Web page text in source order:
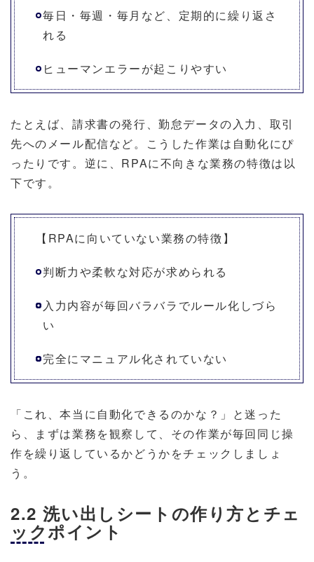
毎日・毎週・毎月など、定期的に繰り返さ
れる
ヒューマンエラーが起こりやすい
たとえば、請求書の発行、勤怠データの入力、取引
先へのメール配信など。こうした作業は自動化にぴ
ったりです。逆に、RPAに不向きな業務の特徴は以
下です。
【RPAに向いていない業務の特徴】
判断力や柔軟な対応が求められる
入力内容が毎回バラバラでルール化しづら
い
完全にマニュアル化されていない
「これ、本当に自動化できるのかな？」と迷った
ら、まずは業務を観察して、その作業が毎回同じ操
作を繰り返しているかどうかをチェックしましょ
う。
2.2 洗い出しシートの作り方とチェ
ックポイント